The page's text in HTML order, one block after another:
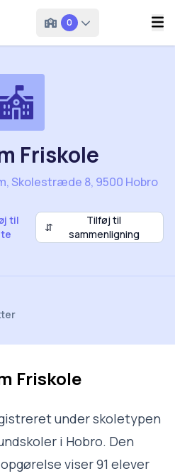
0
til
⇵
Tilføj til
sammenligning
Friskole
Skolestræde 8, 9500 Hobro
Friskole
under skoletypen
i Hobro. Den
viser 91 elever